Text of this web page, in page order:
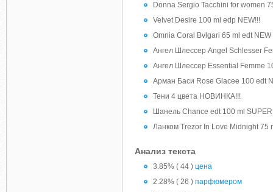
Donna Sergio Tacchini for women
Velvet Desire 100 ml edp NEW!!!
Omnia Coral Bvlgari 65 ml edt
Ангел Шлессер Angel Schlesser
Ангел Шлессер Essential Femme
Арман Баси Rose Glacee 100 edt
Тени 4 цвета НОВИНКА!!!
Шанель Chance edt 100 ml
Ланком Trezor In Love Midnight 75
Анализ текста
3.85% ( 44 ) цена
2.28% ( 26 ) парфюмером